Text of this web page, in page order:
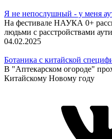
Я не непослушный - у меня
На фестивале НАУКА 0+
людьми с расстройствами
04.02.2025
Ботаника с китайской
В "Аптекарском огороде"
Китайскому Новому году